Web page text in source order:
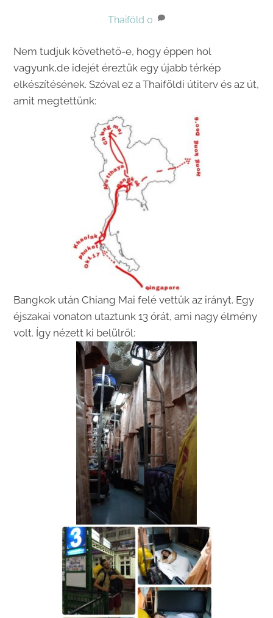
Thaiföld 0
Nem tudjuk követhető-e, hogy éppen hol
vagyunk,de idejét éreztük egy újabb térkép
elkészítésének. Szóval ez a Thaiföldi útiterv és az út,
amit megtettünk:
Bangkok után Chiang Mai felé vettük az irányt. Egy
éjszakai vonaton utaztunk 13 órát, ami nagy élmény
volt. Így nézett ki belülről: